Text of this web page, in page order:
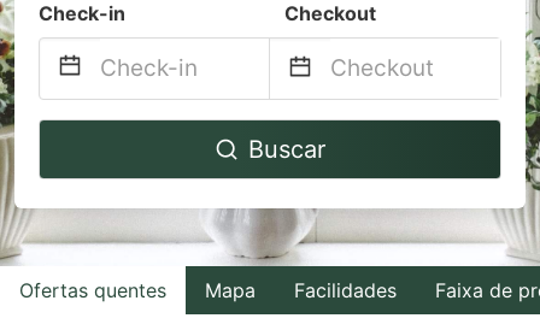
Check-in Checkout
Navigate
to
the
Navigate
to
with
the
Buscar
Ofertas quentes Mapa Facilidades Faixa de